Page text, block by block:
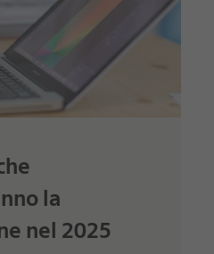
la
nel 2025